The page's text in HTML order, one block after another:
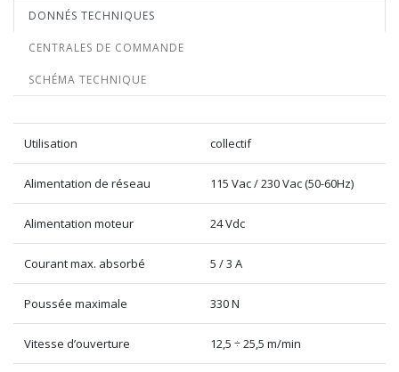
DONNÉS TECHNIQUES
CENTRALES DE COMMANDE
SCHÉMA TECHNIQUE
Utilisation collectif
Alimentation de réseau 115 Vac / 230 Vac (50-60Hz)
Alimentation moteur 24 Vdc
Courant max. absorbé 5 / 3 A
Poussée maximale 330 N
Vitesse d’ouverture 12,5 ÷ 25,5 m/min